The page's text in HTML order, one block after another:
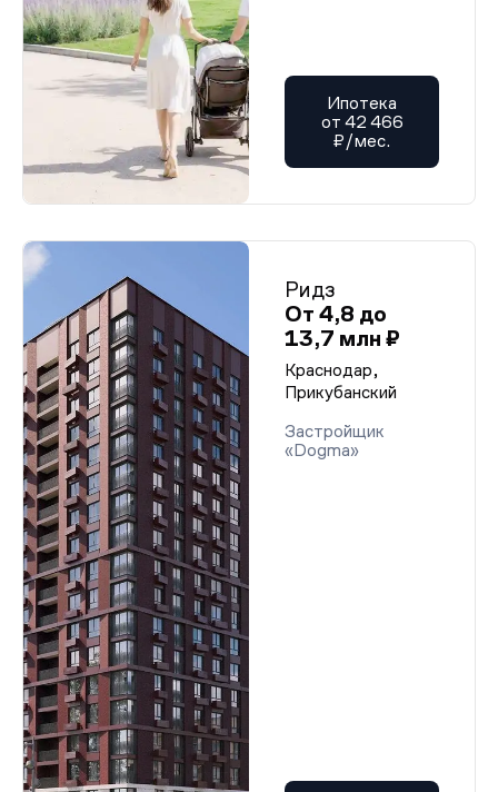
Ипотека
от 42 466
₽/мес.
Ридз
От 4,8 до
13,7 млн ₽
Краснодар,
Прикубанский
Застройщик
«Dogma»